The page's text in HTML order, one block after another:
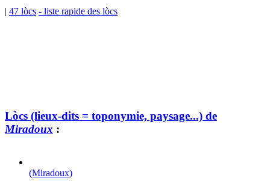
| 47 lòcs - liste rapide des lòcs
Lòcs (lieux-dits = toponymie, paysage...) de
Miradoux :
(Miradoux)